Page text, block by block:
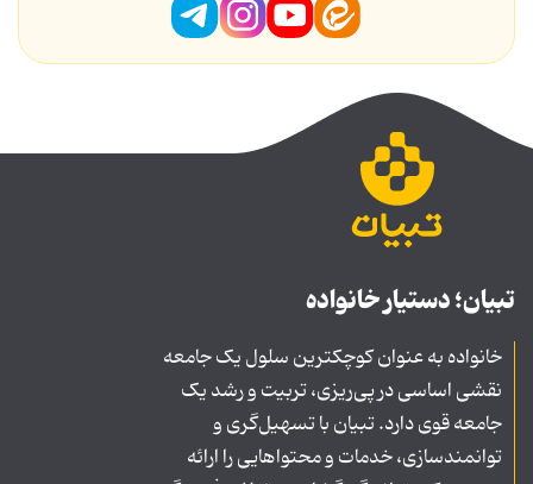
تبیان؛ دستیار خانواده
خانواده به عنوان کوچکترین سلول یک جامعه
نقشی اساسی در پی‌ریزی، تربیت و رشد یک
جامعه قوی دارد. تبیان با تسهیل‌گری و
توانمندسازی، خدمات و محتواهایی را ارائه